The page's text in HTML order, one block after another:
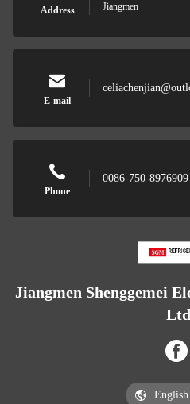
Address
Jiangmen
E-mail
Phone
0086-750-8976909
Jiangmen Shenggemei
Ltd